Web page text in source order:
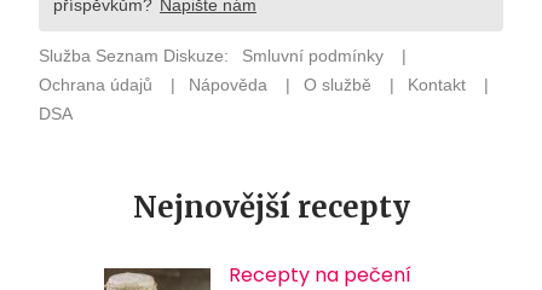
Nejnovější recepty
Recepty na pečení